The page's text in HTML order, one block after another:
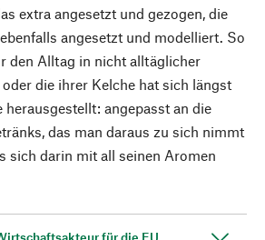
extra angesetzt und gezogen, die
angesetzt und modelliert. So
den Alltag in nicht alltäglicher
die ihrer Kelche hat sich längst
herausgestellt: angepasst an die
das man daraus zu sich nimmt
sich darin mit all seinen Aromen
für die EU